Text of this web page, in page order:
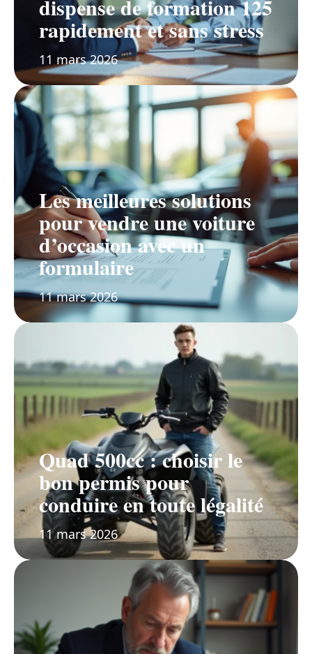
dispense de formation 125
rapidement et sans stress
11 mars 2026
Les meilleures solutions
pour vendre une voiture
d’occasion avec un
formulaire
11 mars 2026
Quad 500cc : choisir le
bon permis pour
conduire en toute légalité
11 mars 2026